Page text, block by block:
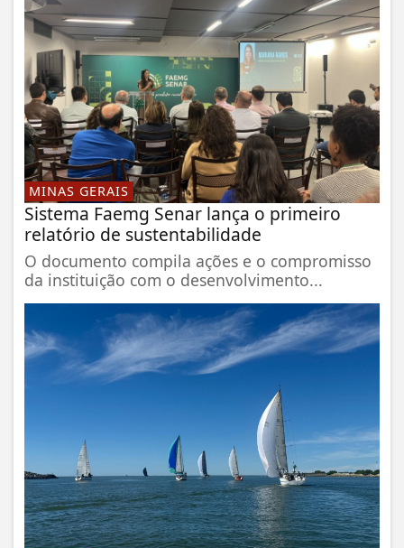
MINAS GERAIS
Sistema Faemg Senar lança o primeiro
relatório de sustentabilidade
O documento compila ações e o compromisso
da instituição com o desenvolvimento...